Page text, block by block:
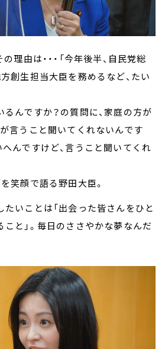
理由は・・・「今年後半、自民党総
創生担当大臣を務めるなど、たい
んですか？の質問に、家庭の方が
言うこと聞いてくれないんです
んですけど、言うこと聞いてくれ
笑顔で語る野田大臣。
いことは「出会った皆さんをひと
と」。毎日のささやかな夢なんだ